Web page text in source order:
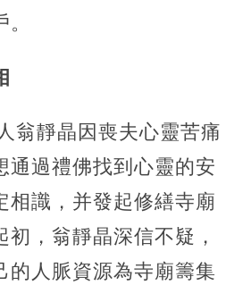
翁靜晶因喪夫心靈苦痛
通過禮佛找到心靈的安
相識，并發起修繕寺廟
初，翁靜晶深信不疑，
的人脈資源為寺廟籌集